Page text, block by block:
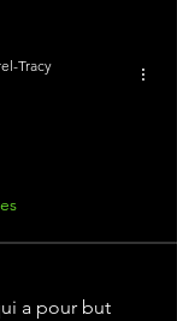
Tracy
a pour but